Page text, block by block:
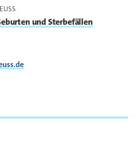
und Sterbefällen